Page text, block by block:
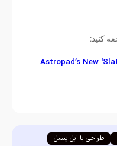
کنید:
Astropad’s New
طراحی با اپل پنسل